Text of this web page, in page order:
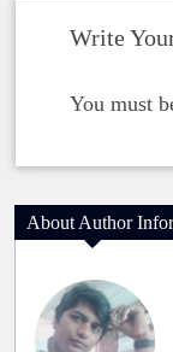
Write
You must
About Author